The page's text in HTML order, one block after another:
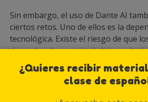
Sin embargo, el uso de Dante AI
ciertos retos. Uno de ellos es la
tecnológica. Existe el riesgo de que
dependan demasiado de la
interacción humana, lo que puede
negativamente su desarrollo social y
Por ello, es importante equilibrar el
métodos de enseñanza tradicionales
¿Quieres recibir
clase de